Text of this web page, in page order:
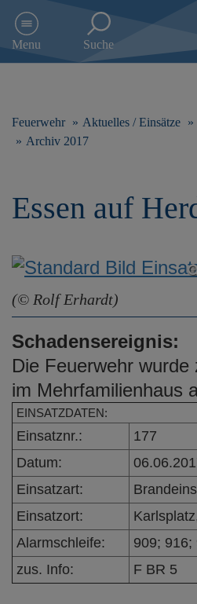
e
Menu Suche
Feuerwehr Aktuelles / Einsätze
Archiv 2017
Essen auf
(© Rolf Erhardt)
Schadensereignis:
Die Feuerwehr wurde
im Mehrfamilienhaus
EINSATZDATEN:
Einsatznr.:
177
Datum:
Einsatzart:
Einsatzort:
Alarmschleife:
909; 916;
zus. Info:
F BR 5